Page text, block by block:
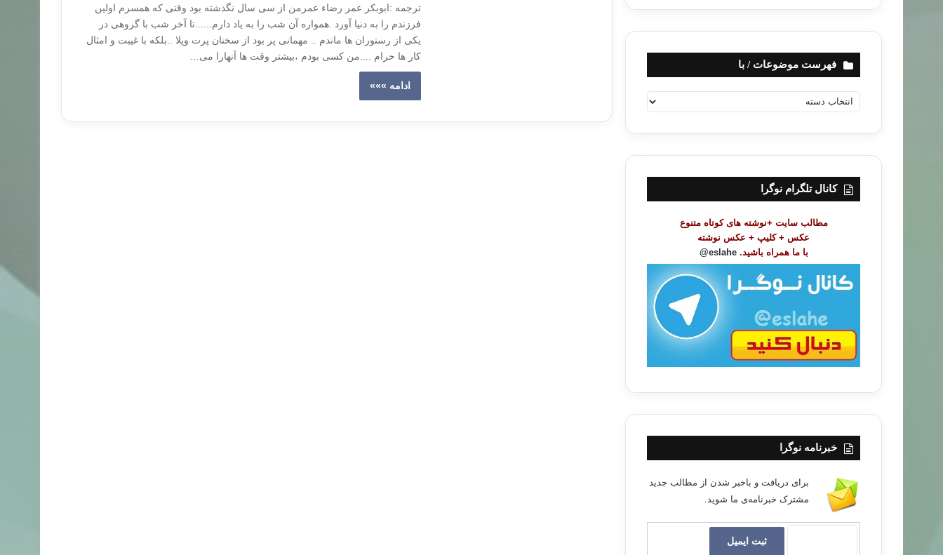
ترجمه :ابوبکر عمر رضاء عمرمن از سی سال نگذشته بود وقتی که همسرم اولین
فرزندم را به دنیا آورد .همواره آن شب را به یاد دارم......تا آخر شب با گروهی در
یکی از رستوران ها ماندم .. مهمانی پر بود از سخنان پرت وپلا ..بلکه با غیبت و امثال
کار ها حرام ....من کسی بودم ،بیشتر وقت ها آنهارا می…
ادامه »»»
فهرست موضوعات / با
ه
ت
ض
کانال تلگرام نوگرا
مطالب سایت +نوشته های کوتاه متنوع
عکس + کلیپ + عکس نوشته
با ما همراه باشید. eslahe@
خبرنامه نوگرا
برای دریافت و باخبر شدن از مطالب جدید
مشترک خبرنامه‌ی ما شوید.